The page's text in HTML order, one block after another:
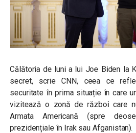
Călătoria de luni a lui Joe Biden la
secret, scrie CNN, ceea ce
securitate în prima situație în care
vizitează o zonă de război care
Armata Americană (spre
prezidențiale în Irak sau Afganistan).